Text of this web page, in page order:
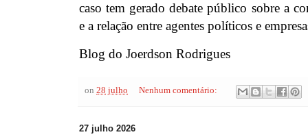
caso tem gerado debate público sobre a
e a relação entre agentes políticos e
Blog do Joerdson Rodrigues
on 28 julho Nenhum comentário:
27 julho 2026